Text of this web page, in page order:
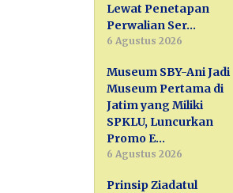
Lewat Penetapan
Perwalian Ser…
6 Agustus 2026
Museum SBY-Ani Jadi
Museum Pertama di
Jatim yang Miliki
SPKLU, Luncurkan
Promo E…
6 Agustus 2026
Prinsip Ziadatul